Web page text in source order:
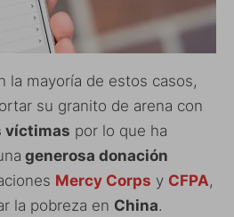
la mayoría de estos casos,
su granito de arena con
víctimas por lo que ha
generosa donación
Mercy Corps y CFPA,
la pobreza en China.